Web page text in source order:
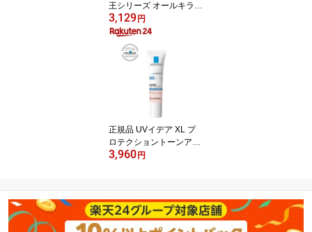
王シリーズ オールキラー
粒剤(3kg)【カダン】
3,129 円
正規品 UVイデア XL プ
ロテクショントーンアッ
プ ローズ(30ml)【lvp】
3,960 円